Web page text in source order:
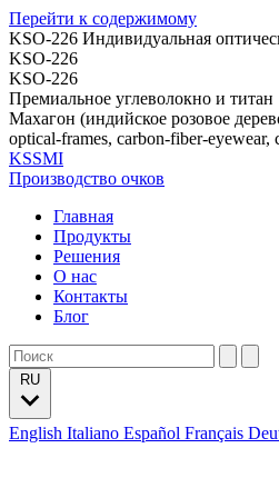
Перейти к содержимому
KSO-226 Индивидуальная
KSO-226
KSO-226
Премиальное углеволокно и титан
Махагон (индийское розовое
optical-frames, carbon-fiber-eyewear,
KSSMI
Производство очков
Главная
Продукты
Решения
О нас
Контакты
Блог
English Italiano Español Français